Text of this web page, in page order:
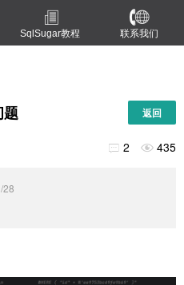
SqlSugar教程 联系我们
返回
 2  435
28